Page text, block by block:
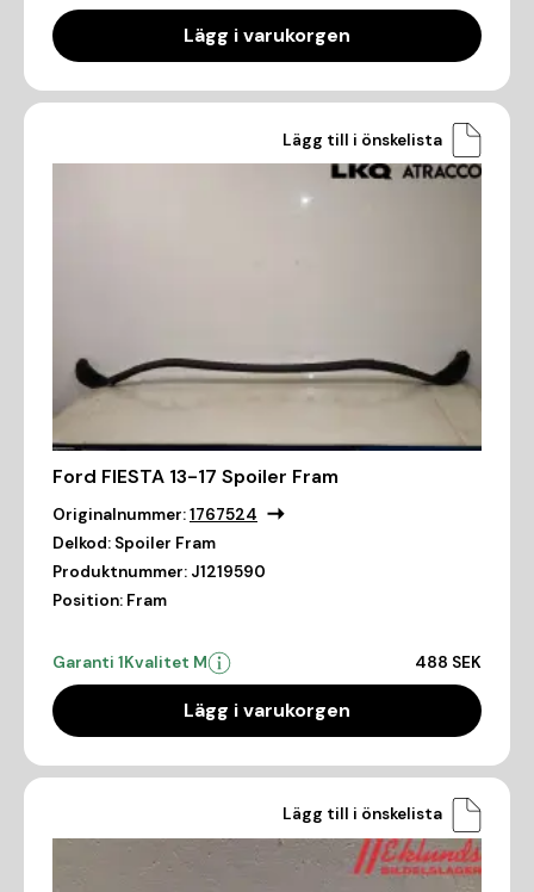
Lägg i varukorgen
Lägg till i önskelista
Ford FIESTA 13-17 Spoiler Fram
Originalnummer:1767524
Delkod: Spoiler Fram
Produktnummer: J1219590
Position: Fram
Garanti 1Kvalitet M 488 SEK
Lägg i varukorgen
Lägg till i önskelista